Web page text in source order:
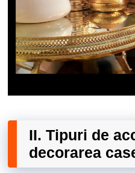
II. Tipuri de
decorarea